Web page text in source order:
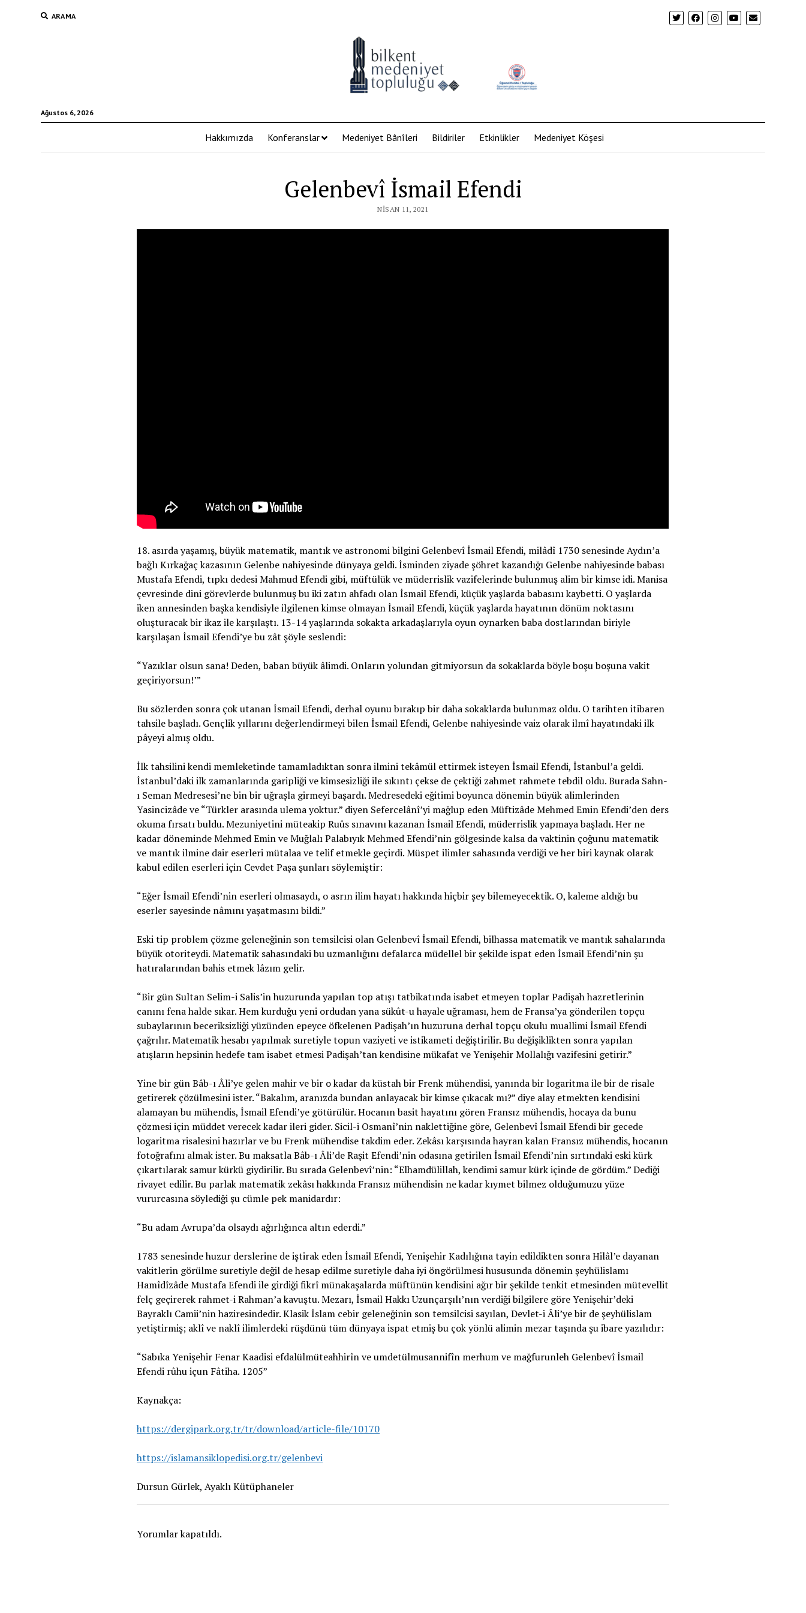
ARAMA
Ağustos 6, 2026
Hakkımızda Konferanslar Medeniyet Bânîleri Bildiriler Etkinlikler Medeniyet Köşesi
Gelenbevî İsmail Efendi
NISAN 11, 2021
18. asırda yaşamış, büyük matematik, mantık ve astronomi bilgini Gelenbevî İsmail Efendi, milâdî 1730 senesinde Aydın’a
bağlı Kırkağaç kazasının Gelenbe nahiyesinde dünyaya geldi. İsminden ziyade şöhret kazandığı Gelenbe nahiyesinde babası
Mustafa Efendi, tıpkı dedesi Mahmud Efendi gibi, müftülük ve müderrislik vazifelerinde bulunmuş alim bir kimse idi. Manisa
çevresinde dini görevlerde bulunmuş bu iki zatın ahfadı olan İsmail Efendi, küçük yaşlarda babasını kaybetti. O yaşlarda
iken annesinden başka kendisiyle ilgilenen kimse olmayan İsmail Efendi, küçük yaşlarda hayatının dönüm noktasını
oluşturacak bir ikaz ile karşılaştı. 13-14 yaşlarında sokakta arkadaşlarıyla oyun oynarken baba dostlarından biriyle
karşılaşan İsmail Efendi’ye bu zât şöyle seslendi:
“Yazıklar olsun sana! Deden, baban büyük âlimdi. Onların yolundan gitmiyorsun da sokaklarda böyle boşu boşuna vakit
geçiriyorsun!’”
Bu sözlerden sonra çok utanan İsmail Efendi, derhal oyunu bırakıp bir daha sokaklarda bulunmaz oldu. O tarihten itibaren
tahsile başladı. Gençlik yıllarını değerlendirmeyi bilen İsmail Efendi, Gelenbe nahiyesinde vaiz olarak ilmî hayatındaki ilk
pâyeyi almış oldu.
İlk tahsilini kendi memleketinde tamamladıktan sonra ilmini tekâmül ettirmek isteyen İsmail Efendi, İstanbul’a geldi.
İstanbul’daki ilk zamanlarında garipliği ve kimsesizliği ile sıkıntı çekse de çektiği zahmet rahmete tebdil oldu. Burada Sahn-
ı Seman Medresesi’ne bin bir uğraşla girmeyi başardı. Medresedeki eğitimi boyunca dönemin büyük alimlerinden
Yasincizâde ve “Türkler arasında ulema yoktur.” diyen Sefercelânî’yi mağlup eden Müftizâde Mehmed Emin Efendi’den ders
okuma fırsatı buldu. Mezuniyetini müteakip Ruûs sınavını kazanan İsmail Efendi, müderrislik yapmaya başladı. Her ne
kadar döneminde Mehmed Emin ve Muğlalı Palabıyık Mehmed Efendi’nin gölgesinde kalsa da vaktinin çoğunu matematik
ve mantık ilmine dair eserleri mütalaa ve telif etmekle geçirdi. Müspet ilimler sahasında verdiği ve her biri kaynak olarak
kabul edilen eserleri için Cevdet Paşa şunları söylemiştir:
“Eğer İsmail Efendi’nin eserleri olmasaydı, o asrın ilim hayatı hakkında hiçbir şey bilemeyecektik. O, kaleme aldığı bu
eserler sayesinde nâmını yaşatmasını bildi.”
Eski tip problem çözme geleneğinin son temsilcisi olan Gelenbevî İsmail Efendi, bilhassa matematik ve mantık sahalarında
büyük otoriteydi. Matematik sahasındaki bu uzmanlığını defalarca müdellel bir şekilde ispat eden İsmail Efendi’nin şu
hatıralarından bahis etmek lâzım gelir.
“Bir gün Sultan Selim-i Salis’in huzurunda yapılan top atışı tatbikatında isabet etmeyen toplar Padişah hazretlerinin
canını fena halde sıkar. Hem kurduğu yeni ordudan yana sükût-u hayale uğraması, hem de Fransa’ya gönderilen topçu
subaylarının beceriksizliği yüzünden epeyce öfkelenen Padişah’ın huzuruna derhal topçu okulu muallimi İsmail Efendi
çağrılır. Matematik hesabı yapılmak suretiyle topun vaziyeti ve istikameti değiştirilir. Bu değişiklikten sonra yapılan
atışların hepsinin hedefe tam isabet etmesi Padişah’tan kendisine mükafat ve Yenişehir Mollalığı vazifesini getirir.”
Yine bir gün Bâb-ı Âli’ye gelen mahir ve bir o kadar da küstah bir Frenk mühendisi, yanında bir logaritma ile bir de risale
getirerek çözülmesini ister. “Bakalım, aranızda bundan anlayacak bir kimse çıkacak mı?” diye alay etmekten kendisini
alamayan bu mühendis, İsmail Efendi’ye götürülür. Hocanın basit hayatını gören Fransız mühendis, hocaya da bunu
çözmesi için müddet verecek kadar ileri gider. Sicil-i Osmanî’nin naklettiğine göre, Gelenbevî İsmail Efendi bir gecede
logaritma risalesini hazırlar ve bu Frenk mühendise takdim eder. Zekâsı karşısında hayran kalan Fransız mühendis, hocanın
fotoğrafını almak ister. Bu maksatla Bâb-ı Âli’de Raşit Efendi’nin odasına getirilen İsmail Efendi’nin sırtındaki eski kürk
çıkartılarak samur kürkü giydirilir. Bu sırada Gelenbevî’nin: “Elhamdülillah, kendimi samur kürk içinde de gördüm.” Dediği
rivayet edilir. Bu parlak matematik zekâsı hakkında Fransız mühendisin ne kadar kıymet bilmez olduğumuzu yüze
vururcasına söylediği şu cümle pek manidardır:
“Bu adam Avrupa’da olsaydı ağırlığınca altın ederdi.”
1783 senesinde huzur derslerine de iştirak eden İsmail Efendi, Yenişehir Kadılığına tayin edildikten sonra Hilâl’e dayanan
vakitlerin görülme suretiyle değil de hesap edilme suretiyle daha iyi öngörülmesi hususunda dönemin şeyhülislamı
Hamîdîzâde Mustafa Efendi ile girdiği fikrî münakaşalarda müftünün kendisini ağır bir şekilde tenkit etmesinden mütevellit
felç geçirerek rahmet-i Rahman’a kavuştu. Mezarı, İsmail Hakkı Uzunçarşılı’nın verdiği bilgilere göre Yenişehir’deki
Bayraklı Camii’nin haziresindedir. Klasik İslam cebir geleneğinin son temsilcisi sayılan, Devlet-i Âli’ye bir de şeyhülislam
yetiştirmiş; aklî ve naklî ilimlerdeki rüşdünü tüm dünyaya ispat etmiş bu çok yönlü alimin mezar taşında şu ibare yazılıdır:
“Sabıka Yenişehir Fenar Kaadisi efdalülmüteahhirîn ve umdetülmusannifîn merhum ve mağfurunleh Gelenbevî İsmail
Efendi rûhu içun Fâtiha. 1205”
Kaynakça:
https://dergipark.org.tr/tr/download/article-file/10170
https://islamansiklopedisi.org.tr/gelenbevi
Dursun Gürlek, Ayaklı Kütüphaneler
Yorumlar kapatıldı.